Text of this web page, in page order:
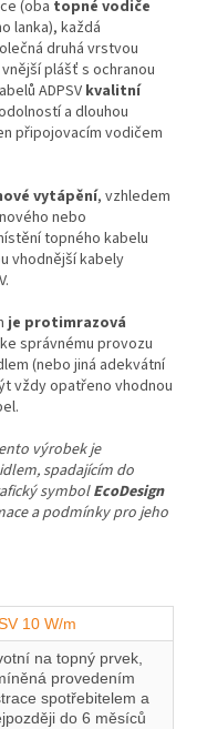
(oba topné vodiče
lanka), každá
druhá vrstvou
plášť s ochranou
ADPSV kvalitní
a dlouhou
připojovacím vodičem
vytápění, vzhledem
nebo
topného kabelu
vhodnější kabely
je protimrazová
správnému provozu
(nebo jiná adekvátní
vždy opatřeno vhodnou
výrobek je
spadajícím do
symbolEcoDesign
a podmínky pro jeho
10 W/m
na topný prvek,
provedením
spotřebitelem a
do 6 měsíců